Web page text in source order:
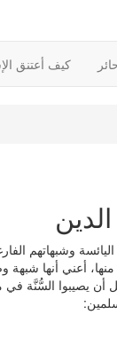
كيف أعتنق
وشبهاتهم
منها، أعني أنها
يصيبوا السُّنَّة في